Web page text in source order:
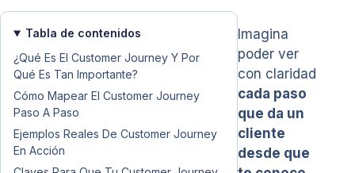
Tabla de contenidos
¿Qué Es El Customer Journey Y Por
Qué Es Tan Importante?
Cómo Mapear El Customer Journey
Paso A Paso
Ejemplos Reales De Customer Journey
En Acción
Imagina
poder ver
con claridad
cada paso
que da un
cliente
desde que